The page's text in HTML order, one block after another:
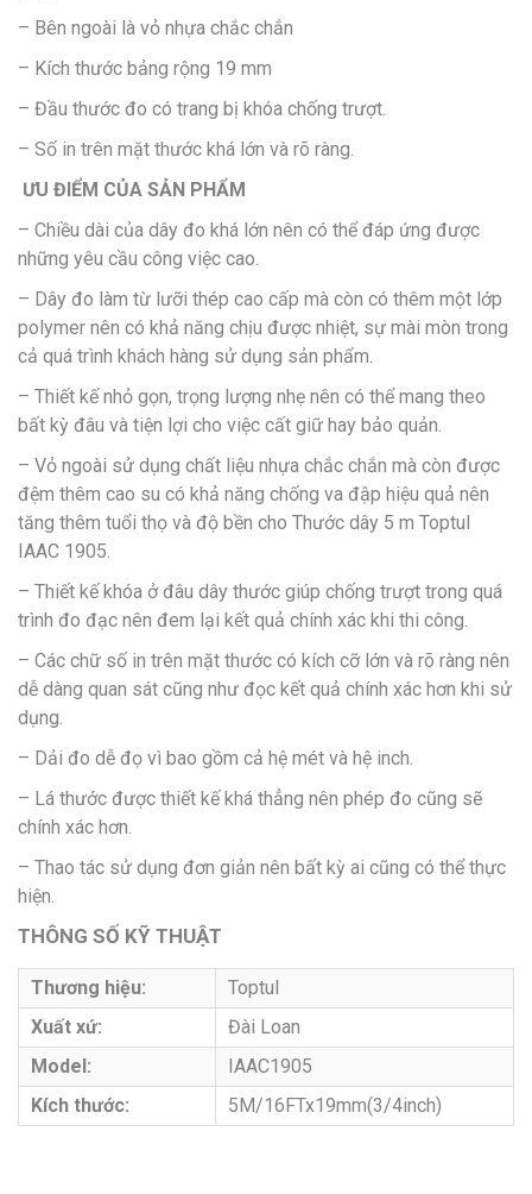
– Bên ngoài là vỏ nhựa chắc chắn
– Kích thước bảng rộng 19 mm
– Đầu thước đo có trang bị khóa chống trượt.
– Số in trên mặt thước khá lớn và rõ ràng.
ƯU ĐIỂM CỦA SẢN PHẨM
– Chiều dài của dây đo khá lớn nên có thể đáp ứng được
những yêu cầu công việc cao.
– Dây đo làm từ lưỡi thép cao cấp mà còn có thêm một lớp
polymer nên có khả năng chịu được nhiệt, sự mài mòn trong
cả quá trình khách hàng sử dụng sản phẩm.
– Thiết kế nhỏ gọn, trọng lượng nhẹ nên có thể mang theo
bất kỳ đâu và tiện lợi cho việc cất giữ hay bảo quản.
– Vỏ ngoài sử dụng chất liệu nhựa chắc chắn mà còn được
đệm thêm cao su có khả năng chống va đập hiệu quả nên
tăng thêm tuổi thọ và độ bền cho Thước dây 5 m Toptul
IAAC 1905.
– Thiết kế khóa ở đâu dây thước giúp chống trượt trong quá
trình đo đạc nên đem lại kết quả chính xác khi thi công.
– Các chữ số in trên mặt thước có kích cỡ lớn và rõ ràng nên
dễ dàng quan sát cũng như đọc kết quả chính xác hơn khi sử
dụng.
– Dải đo dễ đọ vì bao gồm cả hệ mét và hệ inch.
– Lá thước được thiết kế khá thẳng nên phép đo cũng sẽ
chính xác hơn.
– Thao tác sử dụng đơn giản nên bất kỳ ai cũng có thể thực
hiện.
THÔNG SỐ KỸ THUẬT
Thương hiệu:
Toptul
Xuất xứ:
Đài Loan
Model:
IAAC1905
Kích thước:
5M/16FTx19mm(3/4inch)